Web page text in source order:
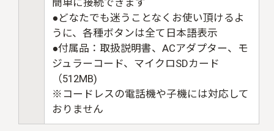
簡単に接続できます
●どなたでも迷うことなくお使い頂けるよ
うに、各種ボタンは全て日本語表示
●付属品：取扱説明書、ACアダプター、モ
ジュラーコード、マイクロSDカード
（512MB)
※コードレスの電話機や子機には対応して
おりません